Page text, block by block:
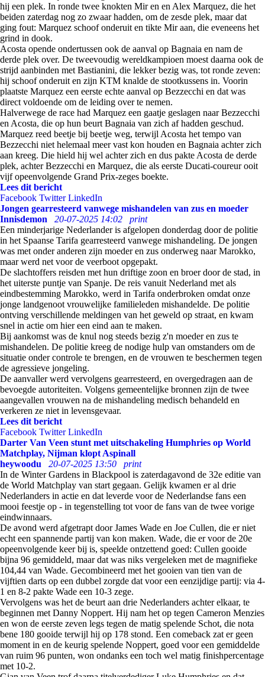
hij een plek. In ronde twee knokten Mir en en Alex Marquez, die het
beiden zaterdag nog zo zwaar hadden, om de zesde plek, maar dat
ging fout: Marquez schoof onderuit en tikte Mir aan, die eveneens het
grind in dook.
Acosta opende ondertussen ook de aanval op Bagnaia en nam de
derde plek over. De tweevoudig wereldkampioen moest daarna ook de
strijd aanbinden met Bastianini, die lekker bezig was, tot ronde zeven:
hij schoof onderuit en zijn KTM knalde de stootkussens in. Voorin
plaatste Marquez een eerste echte aanval op Bezzecchi en dat was
direct voldoende om de leiding over te nemen.
Halverwege de race had Marquez een gaatje geslagen naar Bezzecchi
en Acosta, die op hun beurt Bagnaia van zich af hadden geschud.
Marquez reed beetje bij beetje weg, terwijl Acosta het tempo van
Bezzecchi niet helemaal meer vast kon houden en Bagnaia achter zich
aan kreeg. Die hield hij wel achter zich en dus pakte Acosta de derde
plek, achter Bezzecchi en Marquez, die als eerste Ducati-coureur ooit
vijf opeenvolgende Grand Prix-zeges boekte.
Lees dit bericht
Facebook Twitter LinkedIn
Jongen gearresteerd vanwege mishandelen van zus en moeder
Innisdemon
20-07-2025 14:02
print
Een minderjarige Nederlander is afgelopen donderdag door de politie
in het Spaanse Tarifa gearresteerd vanwege mishandeling. De jongen
was met onder anderen zijn moeder en zus onderweg naar Marokko,
maar werd net voor de veerboot opgepakt.
De slachtoffers reisden met hun driftige zoon en broer door de stad, in
het uiterste puntje van Spanje. De reis vanuit Nederland met als
eindbestemming Marokko, werd in Tarifa onderbroken omdat onze
jonge landgenoot vrouwelijke familieleden mishandelde. De politie
ontving verschillende meldingen van het geweld op straat, en kwam
snel in actie om hier een eind aan te maken.
Bij aankomst was de knul nog steeds bezig z'n moeder en zus te
mishandelen. De politie kreeg de nodige hulp van omstanders om de
situatie onder controle te brengen, en de vrouwen te beschermen tegen
de agressieve jongeling.
De aanvaller werd vervolgens gearresteerd, en overgedragen aan de
bevoegde autoriteiten. Volgens gemeentelijke bronnen zijn de twee
aangevallen vrouwen na de mishandeling medisch behandeld en
verkeren ze niet in levensgevaar.
Lees dit bericht
Facebook Twitter LinkedIn
Darter Van Veen stunt met uitschakeling Humphries op World
Matchplay, Nijman klopt Aspinall
heywoodu
20-07-2025 13:50
print
In de Winter Gardens in Blackpool is zaterdagavond de 32e editie van
de World Matchplay van start gegaan. Gelijk kwamen er al drie
Nederlanders in actie en dat leverde voor de Nederlandse fans een
mooi feestje op - in tegenstelling tot voor de fans van de twee vorige
eindwinnaars.
De avond werd afgetrapt door James Wade en Joe Cullen, die er niet
echt een spannende partij van kon maken. Wade, die er voor de 20e
opeenvolgende keer bij is, speelde ontzettend goed: Cullen gooide
bijna 96 gemiddeld, maar dat was niks vergeleken met de magnifieke
104,44 van Wade. Gecombineerd met het gooien van tien van de
vijftien darts op een dubbel zorgde dat voor een eenzijdige partij: via 4-
1 en 8-2 pakte Wade een 10-3 zege.
Vervolgens was het de beurt aan drie Nederlanders achter elkaar, te
beginnen met Danny Noppert. Hij nam het op tegen Cameron Menzies
en won de eerste zeven legs tegen de matig spelende Schot, die nota
bene 180 gooide terwijl hij op 178 stond. Een comeback zat er geen
moment in en de keurig spelende Noppert, goed voor een gemiddelde
van ruim 96 punten, won ondanks een toch wel matig finishpercentage
met 10-2.